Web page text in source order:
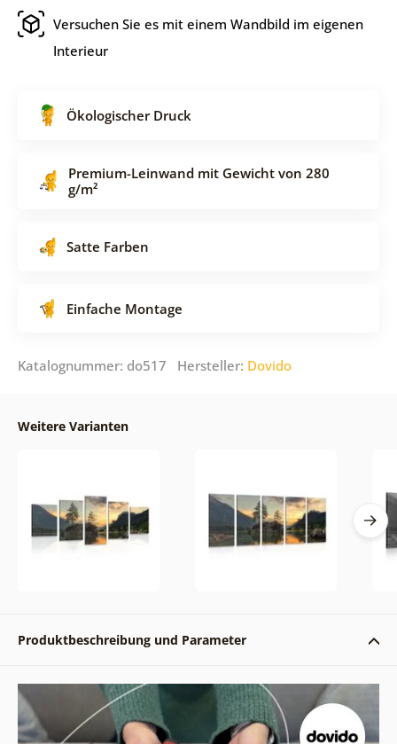
Versuchen Sie es mit einem Wandbild im eigenen
Interieur
Ökologischer Druck
Premium-Leinwand mit Gewicht von 280
g/m²
Satte Farben
Einfache Montage
Katalognummer: do517 Hersteller: Dovido
Weitere Varianten
Produktbeschreibung und Parameter